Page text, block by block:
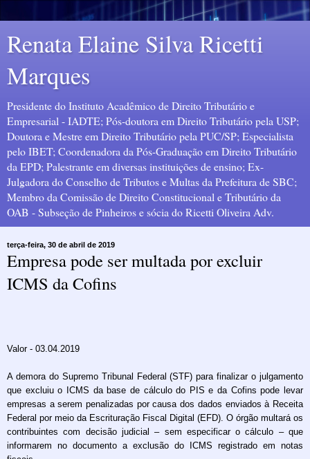
Renata Elaine Silva Ricetti
Marques
Presidente do Instituto Acadêmico de Direito Tributário e
Empresarial - IADTE; Pós-doutora em Direito Tributário pela USP;
Doutora e Mestre em Direito Tributário pela PUC/SP; Especialista
pelo IBET; Coordenadora da Pós-Graduação em Direito Tributário
da EPD; Palestrante em diversas instituições de ensino; Ex-
Julgadora do Conselho de Tributos e Multas da Prefeitura de SBC;
Membro da Comissão de Direito Constitucional e Tributário da
OAB - Subseção de Pinheiros e sócia do Ricetti Oliveira Adv.
terça-feira, 30 de abril de 2019
Empresa pode ser multada por excluir
ICMS da Cofins
Valor - 03.04.2019
A demora do Supremo Tribunal Federal (STF) para finalizar o julgamento
que excluiu o ICMS da base de cálculo do PIS e da Cofins pode levar
empresas a serem penalizadas por causa dos dados enviados à Receita
Federal por meio da Escrituração Fiscal Digital (EFD). O órgão multará os
contribuintes com decisão judicial – sem especificar o cálculo – que
informarem no documento a exclusão do ICMS registrado em notas